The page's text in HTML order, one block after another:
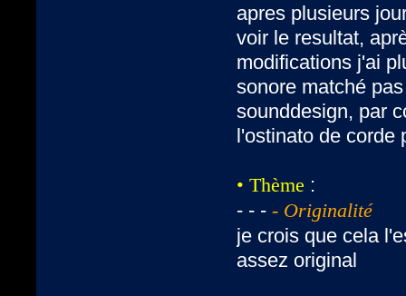
apres plusieurs
voir le resultat,
modifications j'ai
sonore matché
sounddesign, par
l'ostinato de corde
• Thème :
- - -- Originalité
je crois que cela
assez original